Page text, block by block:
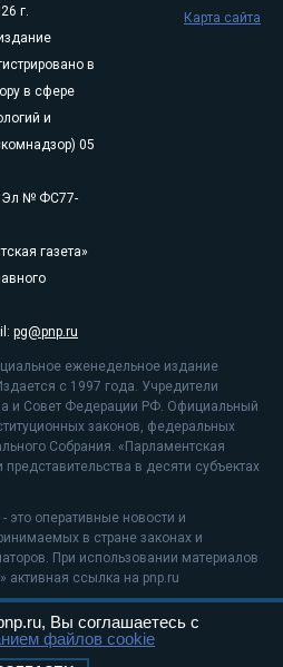
г.
в
в сфере
и
05
Эл № ФС77-
газета»
pg@pnp.ru
еженедельное издание
с 1997 года. Учредители
и Совет Федерации РФ. Официальный
законов, федеральных
Собрания. «Парламентская
представительства в десяти субъектах
это оперативные новости и
в стране законах и
При использовании материалов
активная ссылка на pnp.ru
рекомендательные
Карта сайта
Вы соглашаетесь с
файлов cookie